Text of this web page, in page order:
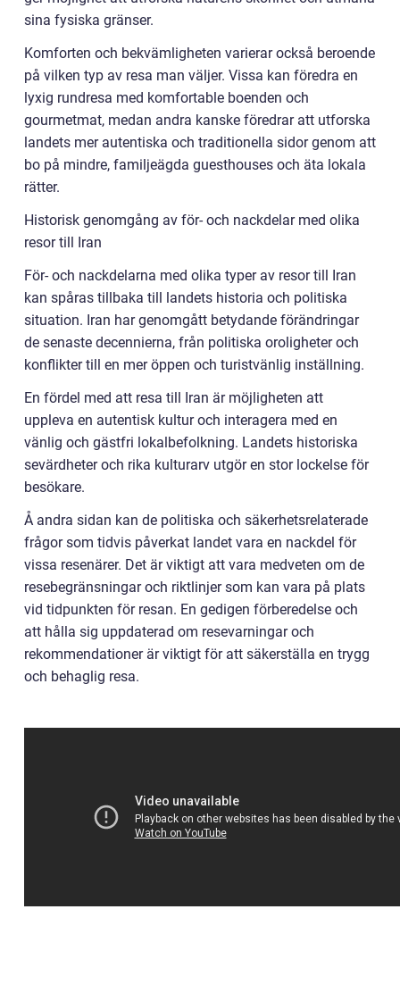
sina fysiska gränser.
Komforten och bekvämligheten varierar också beroende
på vilken typ av resa man väljer. Vissa kan föredra en
lyxig rundresa med komfortable boenden och
gourmetmat, medan andra kanske föredrar att utforska
landets mer autentiska och traditionella sidor genom att
bo på mindre, familjeägda guesthouses och äta lokala
rätter.
Historisk genomgång av för- och nackdelar med olika
resor till Iran
För- och nackdelarna med olika typer av resor till Iran
kan spåras tillbaka till landets historia och politiska
situation. Iran har genomgått betydande förändringar
de senaste decennierna, från politiska oroligheter och
konflikter till en mer öppen och turistvänlig inställning.
En fördel med att resa till Iran är möjligheten att
uppleva en autentisk kultur och interagera med en
vänlig och gästfri lokalbefolkning. Landets historiska
sevärdheter och rika kulturarv utgör en stor lockelse för
besökare.
Å andra sidan kan de politiska och säkerhetsrelaterade
frågor som tidvis påverkat landet vara en nackdel för
vissa resenärer. Det är viktigt att vara medveten om de
resebegränsningar och riktlinjer som kan vara på plats
vid tidpunkten för resan. En gedigen förberedelse och
att hålla sig uppdaterad om resevarningar och
rekommendationer är viktigt för att säkerställa en trygg
och behaglig resa.